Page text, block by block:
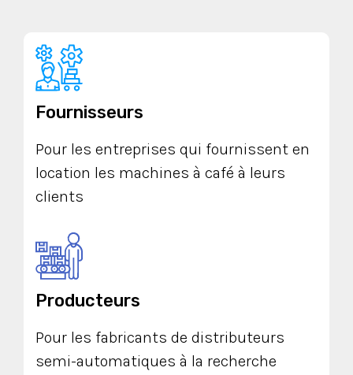
Fournisseurs
Pour les entreprises qui fournissent en
location les machines à café à leurs
clients
Producteurs
Pour les fabricants de distributeurs
semi-automatiques à la recherche